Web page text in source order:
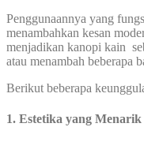
Penggunaannya yang
menambahkan kesan
menjadikan kanopi kain
atau menambah beberapa
Berikut beberapa
1. Estetika yang Menarik